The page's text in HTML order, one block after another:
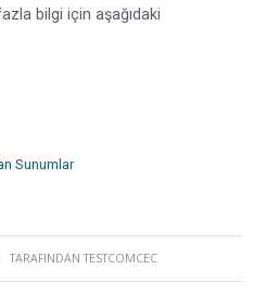
bilgi için aşağıdaki
Sunumlar
TARAFINDANTESTCOMCEC